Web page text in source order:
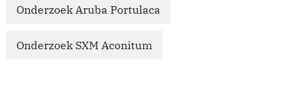
Onderzoek Aruba Portulaca
Onderzoek SXM Aconitum